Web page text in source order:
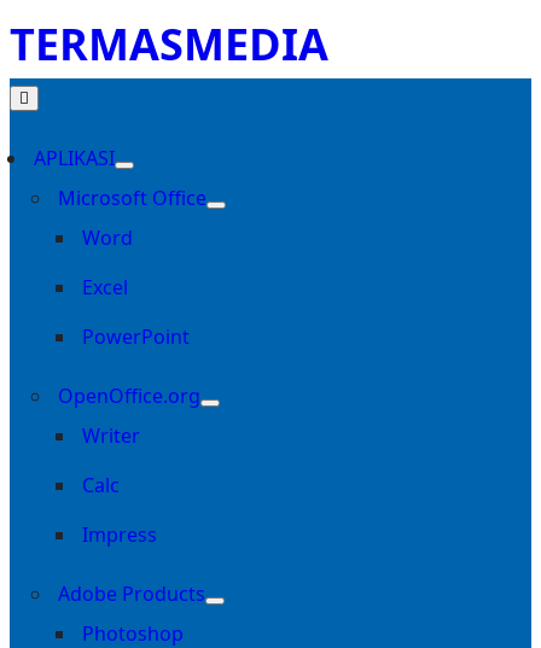
TERMASMEDIA
APLIKASI
Microsoft Office
Word
Excel
PowerPoint
OpenOffice.org
Writer
Calc
Impress
Adobe Products
Photoshop